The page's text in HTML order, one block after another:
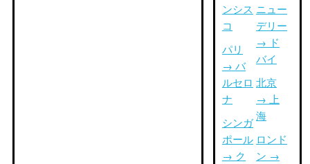
ンシス
コ
パリ
→ バ
ルセロ
ナ
シンガ
ポール
→ ク
ニュー
デリー
→ ド
バイ
北京
→ 上
海
ロンド
ン →